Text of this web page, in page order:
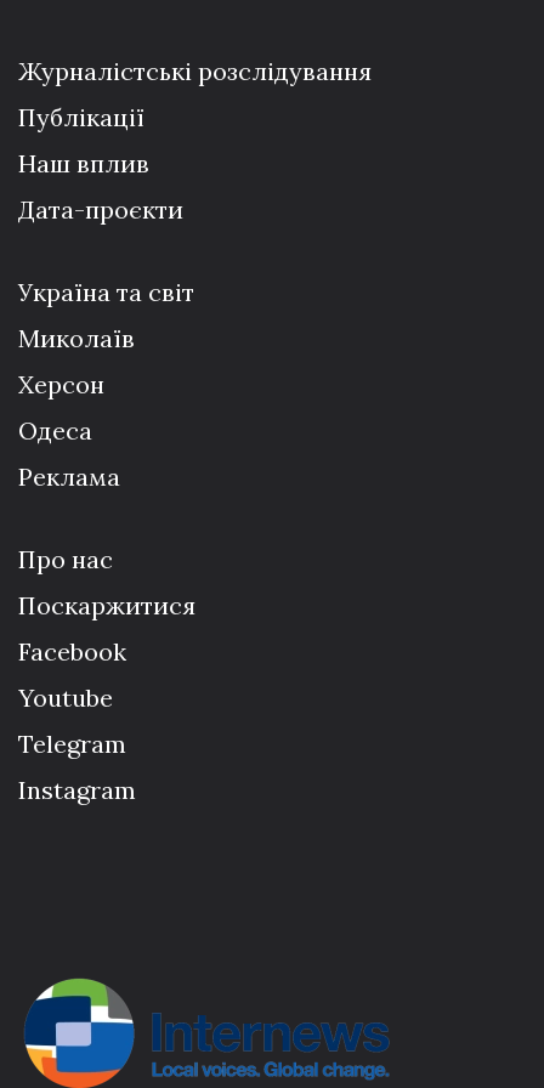
Журналістські розслідування
Публікації
Наш вплив
Дата-проєкти
Україна та світ
Миколаїв
Херсон
Одеса
Реклама
Про нас
Поскаржитися
Facebook
Youtube
Telegram
Instagram